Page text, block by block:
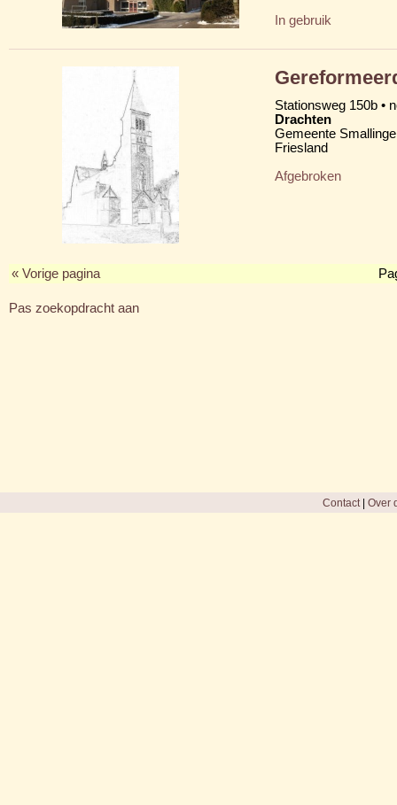
In gebruik
Stationsweg 150b •
Drachten
Gemeente
Friesland
Afgebroken
« Vorige pagina
Pas zoekopdracht aan
Contact| Over